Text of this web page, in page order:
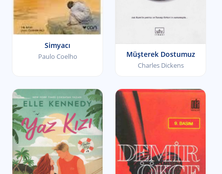
Simyacı
Paulo Coelho Müşterek Dostumuz
Charles Dickens